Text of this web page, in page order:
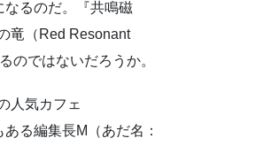
るのだ。『共鳴磁
竜（Red Resonant
のではないだろうか。
人気カフェ
る編集長M（あだ名：